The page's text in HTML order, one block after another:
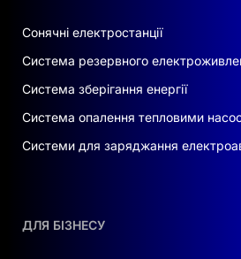
Сонячні електростанції
Система резервного
Система зберігання енергії
Система опалення тепловими
Системи для заряджання
ДЛЯ БІЗНЕСУ